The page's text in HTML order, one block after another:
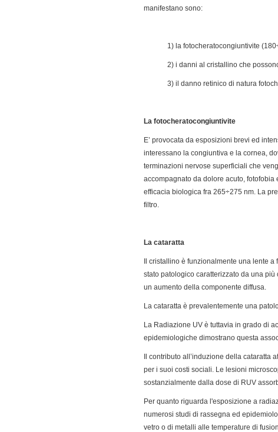
manifestano sono:
1) la fotocheratocongiuntivite
2) i danni al cristallino che
3) il danno retinico di natura
La fotocheratocongiuntivite
E’ provocata da esposizioni brevi ed
interessano la congiuntiva e la cornea,
terminazioni nervose superficiali che
accompagnato da dolore acuto, fotofobia
efficacia biologica fra 265÷275 nm. La
filtro.
La cataratta
Il cristallino è funzionalmente una lente
stato patologico caratterizzato da una
un aumento della componente diffusa.
La cataratta è prevalentemente una
La Radiazione UV è tuttavia in grado di
epidemiologiche dimostrano questa
Il contributo all’induzione della
per i suoi costi sociali. Le lesioni
sostanzialmente dalla dose di RUV
Per quanto riguarda l'esposizione a
numerosi studi di rassegna ed
vetro o di metalli alle temperature di